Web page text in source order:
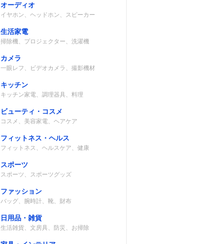
オーディオ
イヤホン、ヘッドホン、スピーカー
生活家電
掃除機、プロジェクター、洗濯機
カメラ
一眼レフ、ビデオカメラ、撮影機材
キッチン
キッチン家電、調理器具、料理
ビューティ・コスメ
コスメ、美容家電、ヘアケア
フィットネス・ヘルス
フィットネス、ヘルスケア、健康
スポーツ
スポーツ、スポーツグッズ
ファッション
バッグ、腕時計、靴、財布
日用品・雑貨
生活雑貨、文房具、防災、お掃除